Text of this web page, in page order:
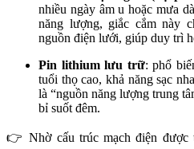
nhiều ngày âm u hoặc mưa
năng lượng, giắc cắm này
nguồn điện lưới, giúp duy trì
Pin lithium lưu trữ: phổ
tuổi thọ cao, khả năng sạc
là “nguồn năng lượng trung
bỉ suốt đêm.
👉 Nhờ cấu trúc mạch điện được